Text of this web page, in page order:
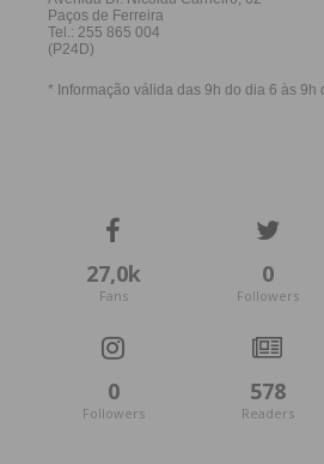
Eu li e concordo com
27,0k
Fans
0
Followers
0
Followers
578
Readers